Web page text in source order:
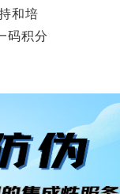
和培
码积分